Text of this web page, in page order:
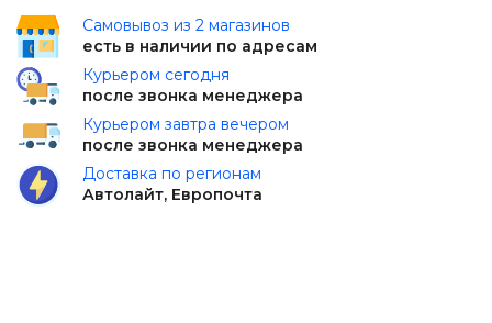
Самовывоз из 2 магазинов
есть в наличии по адресам
Курьером сегодня
после звонка менеджера
Курьером завтра вечером
после звонка менеджера
Доставка по регионам
Автолайт, Европочта